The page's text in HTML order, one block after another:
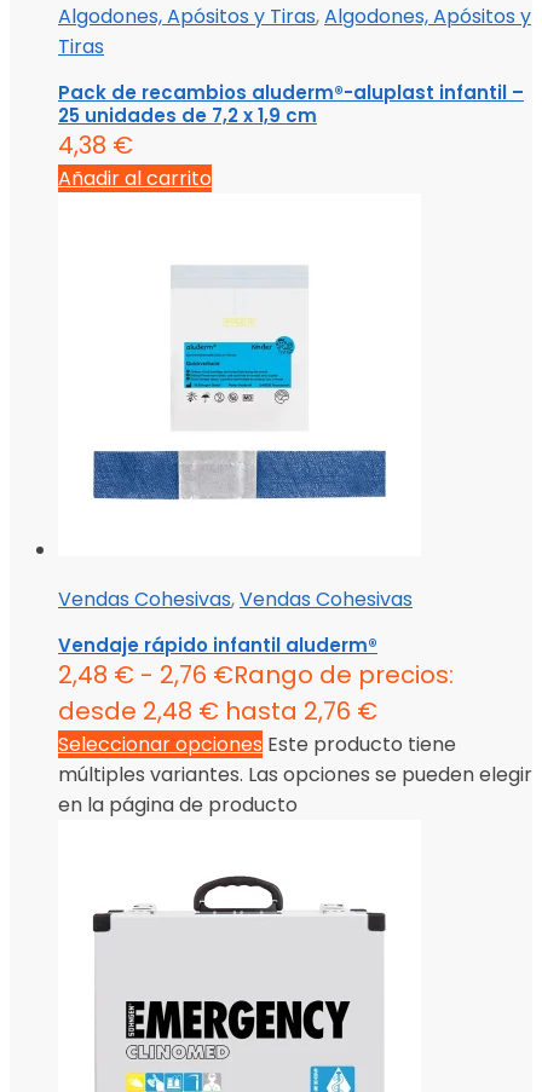
Algodones, Apósitos y Tiras,Algodones, Apósitos y
Tiras
Pack de recambios aluderm®-aluplast infantil –
25 unidades de 7,2 x 1,9 cm
4,38 €
Añadir al carrito
Vendas Cohesivas,Vendas Cohesivas
Vendaje rápido infantil aluderm®
2,48 € - 2,76 €Rango de precios:
desde 2,48 € hasta 2,76 €
Seleccionar opciones Este producto tiene
múltiples variantes. Las opciones se pueden elegir
en la página de producto